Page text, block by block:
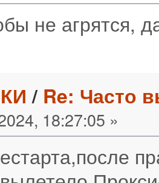
не агрятся,
/ Re: Часто
18:27:05 »